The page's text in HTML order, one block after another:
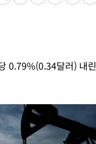
0.79%(0.34달러) 내린